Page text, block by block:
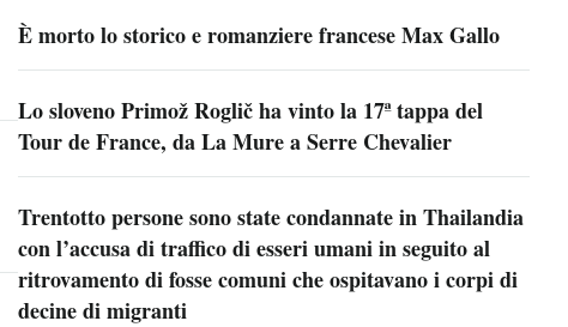
È morto lo storico e romanziere francese Max Gallo
Lo sloveno Primož Roglič ha vinto la 17ª tappa del
Tour de France, da La Mure a Serre Chevalier
Trentotto persone sono state condannate in Thailandia
con l’accusa di traffico di esseri umani in seguito al
ritrovamento di fosse comuni che ospitavano i corpi di
decine di migranti